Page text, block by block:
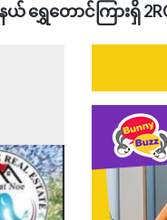
ရွှေတောင်ကြားရှိ